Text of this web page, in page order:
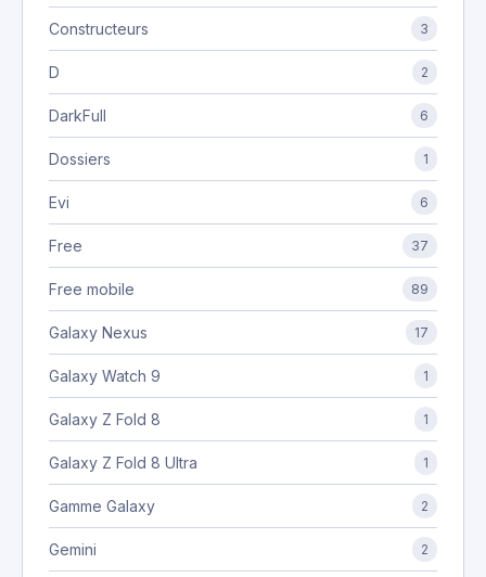
Constructeurs 3
D 2
DarkFull 6
Dossiers 1
Evi 6
Free 37
Free mobile 89
Galaxy Nexus 17
Galaxy Watch 9 1
Galaxy Z Fold 8 1
Galaxy Z Fold 8 Ultra 1
Gamme Galaxy 2
Gemini 2